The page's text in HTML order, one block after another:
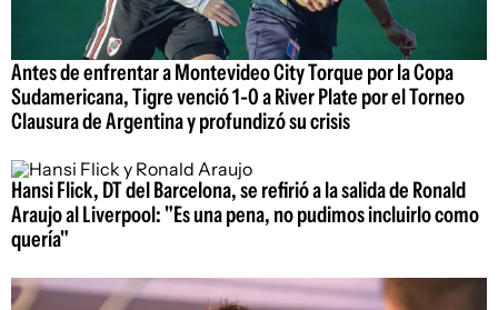
Antes de enfrentar a Montevideo City Torque por la Copa
Sudamericana, Tigre venció 1-0 a River Plate por el Torneo
Clausura de Argentina y profundizó su crisis
Hansi Flick, DT del Barcelona, se refirió a la salida de Ronald
Araujo al Liverpool: "Es una pena, no pudimos incluirlo como
quería"